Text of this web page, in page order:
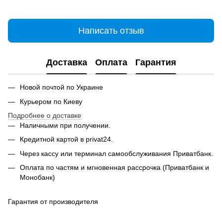
Написать отзыв
Доставка Оплата Гарантия
Новой почтой по Украине
Курьером по Киеву
Подробнее о доставке
Наличными при получении.
Кредитной картой в privat24.
Через кассу или терминал самообслуживания Приватбанк.
Оплата по частям и мгновенная рассрочка (Приватбанк и
Монобанк)
Гарантия от производителя